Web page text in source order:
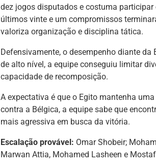
dez jogos disputados e costuma
últimos vinte e um compromissos
valoriza organização e disciplina tática.
Defensivamente, o desempenho diante
de alto nível, a equipe conseguiu limitar
capacidade de recomposição.
A expectativa é que o Egito mantenha
contra a Bélgica, a equipe sabe que
mais agressiva em busca da vitória.
Escalação provável: Omar Shobeir;
Marwan Attia, Mohamed Lasheen e